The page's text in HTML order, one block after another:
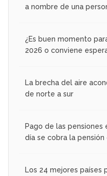
a nombre de una
¿Es buen momento
2026 o conviene
La brecha del aire
de norte a sur
Pago de las pensiones
día se cobra la pensión
Los 24 mejores países